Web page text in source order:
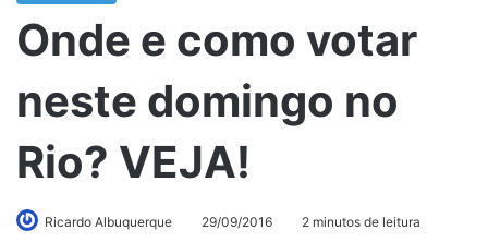
Onde e como votar
neste domingo no
Rio? VEJA!
Ricardo Albuquerque 29/09/2016 2 minutos de leitura